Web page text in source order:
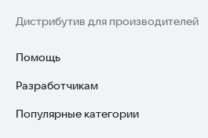
Дистрибутив для производителей
Помощь
Установка RuStore на TV
Установка RuStore на телефон
Разработчикам
Зарабатывать с RuStore
Популярные категории